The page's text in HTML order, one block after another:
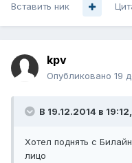
Вставить ник
kpv
Опубликовано 19
В 19.12.2014 в
Хотел поднять с
лицо